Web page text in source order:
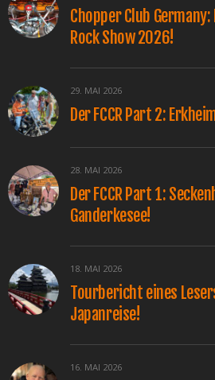
Chopper Club Germany:
Rock Show 2026!
29. MAI 2026
Der FCCR Part 2:
28. MAI 2026
Der FCCR Part 1:
Ganderkesee!
18. MAI 2026
Tourbericht eines
Japanreise!
16. MAI 2026